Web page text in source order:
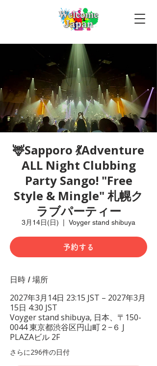
🦌Sapporo 💃Adventure
ALL Night Clubbing
Party Sango! "Free
Style & Mingle" 札幌ク
ラブパーティー
3月14日(日) Voyger stand shibuya
予約する
日時 / 場所
2027年3月14日 23:15 JST – 2027年3月
15日 4:30 JST
Voyger stand shibuya, 日本、〒150-
0044 東京都渋谷区円山町２−６ J
PLAZAビル 2F
さらに296件の日付